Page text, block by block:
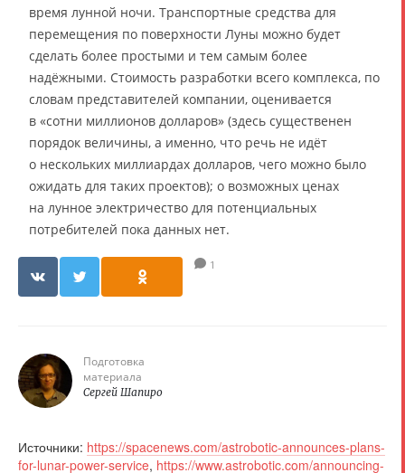
время лунной ночи. Транспортные средства для
перемещения по поверхности Луны можно будет
сделать более простыми и тем самым более
надёжными. Стоимость разработки всего комплекса, по
словам представителей компании, оценивается
в «сотни миллионов долларов» (здесь существенен
порядок величины, а именно, что речь не идёт
о нескольких миллиардах долларов, чего можно было
ожидать для таких проектов); о возможных ценах
на лунное электричество для потенциальных
потребителей пока данных нет.
1
Подготовка
материала
Сергей Шапиро
Источники: https://spacenews.com/astrobotic-announces-plans-
for-lunar-power-service, https://www.astrobotic.com/announcing-